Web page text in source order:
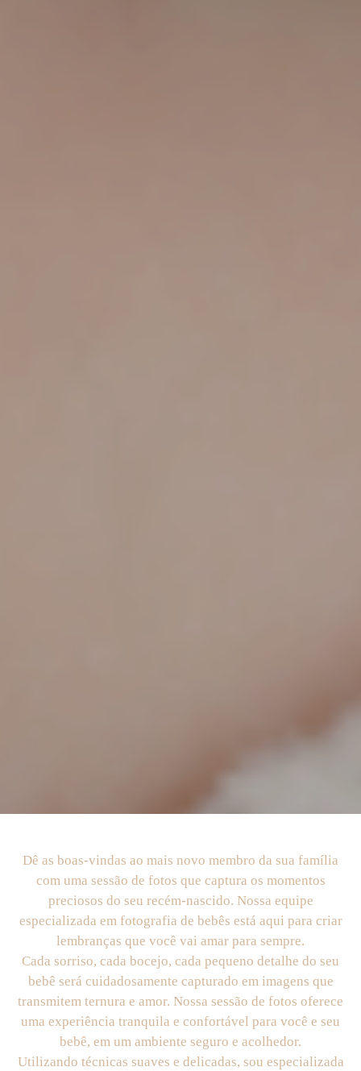
Dê as boas-vindas ao mais novo membro da sua família
com uma sessão de fotos que captura os momentos
preciosos do seu recém-nascido. Nossa equipe
especializada em fotografia de bebês está aqui para criar
lembranças que você vai amar para sempre.
Cada sorriso, cada bocejo, cada pequeno detalhe do seu
bebê será cuidadosamente capturado em imagens que
transmitem ternura e amor. Nossa sessão de fotos oferece
uma experiência tranquila e confortável para você e seu
bebê, em um ambiente seguro e acolhedor.
Utilizando técnicas suaves e delicadas, sou especializada